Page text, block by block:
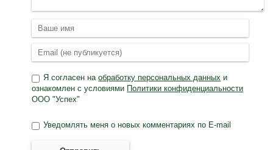
Я согласен наобработку персональных данных и
ознакомлен с условиями Политики конфиденциальности
ООО "Успех"
Уведомлять меня о новых комментариях по E-mail